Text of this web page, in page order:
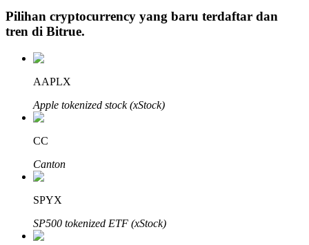
Investasi Otomatis
Raih keuntungan jangka panjang dan kepentingan fleksibel
Pelajari Staking
Pilihan cryptocurrency yang baru terdaftar dan
tren di Bitrue.
AAPLX
Apple tokenized stock (xStock)
CC
Canton
SPYX
SP500 tokenized ETF (xStock)